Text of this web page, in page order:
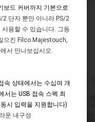
보드 커버까지 기본으로
2 단자 뿐만 아니라 PS/2
용할 수 있습니다. 그동
으킨 Filco Majestouch,
에서 만나보십시오.
속 상태에서는 수십여 개
서는 USB 접속 스펙 최
시 입력을 지원합니다)
운 내구성